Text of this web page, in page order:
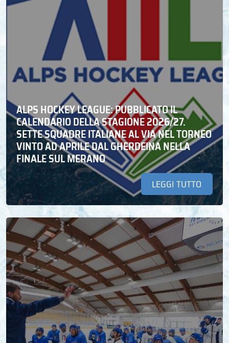
ALPS HOCKEY LEAGUE: PUBBLICATO IL
CALENDARIO DELLA STAGIONE 2026/27.
SETTE SQUADRE ITALIANE AL VIA NEL TORNEO
VINTO AD APRILE DAL GHERDEINA NELLA
FINALE SUL MERANO
LEGGI TUTTO